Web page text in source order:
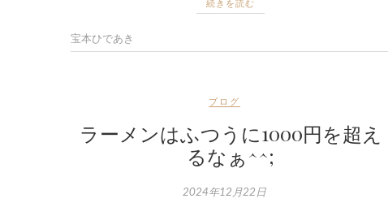
続きを読む
宝本ひであき
ブログ
ラーメンはふつうに1000円を超え
るなぁ^^;
2024年12月22日